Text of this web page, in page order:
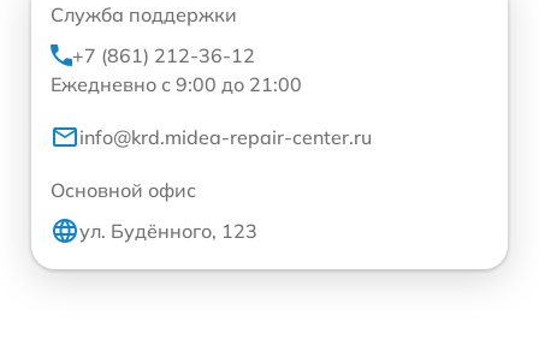
Служба поддержки
+7 (861) 212-36-12
Ежедневно с 9:00 до 21:00
info@krd.midea-repair-center.ru
Основной офис
ул. Будённого, 123